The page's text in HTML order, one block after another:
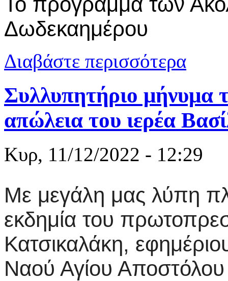
Δωδεκαημέρου
Διαβάστε περισσότερα
Συλλυπητήριο μήνυμα
απώλεια του ιερέα
Κυρ, 11/12/2022 - 12:29
Με μεγάλη μας λύπη
εκδημία του
Κατσικαλάκη,
Ναού Αγίου